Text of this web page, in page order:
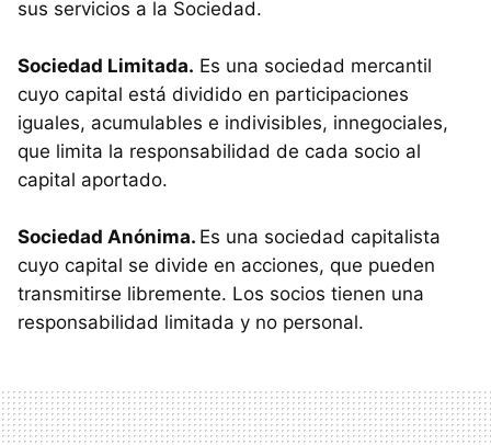
sus servicios a la Sociedad.
Sociedad Limitada. Es una sociedad mercantil
cuyo capital está dividido en participaciones
iguales, acumulables e indivisibles, innegociales,
que limita la responsabilidad de cada socio al
capital aportado.
Sociedad Anónima. Es una sociedad capitalista
cuyo capital se divide en acciones, que pueden
transmitirse libremente. Los socios tienen una
responsabilidad limitada y no personal.